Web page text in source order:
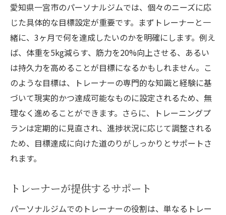
愛知県一宮市のパーソナルジムでは、個々のニーズに応
じた具体的な目標設定が重要です。まずトレーナーと一
緒に、3ヶ月で何を達成したいのかを明確にします。例え
ば、体重を5kg減らす、筋力を20%向上させる、あるい
は持久力を高めることが目標になるかもしれません。こ
のような目標は、トレーナーの専門的な知識と経験に基
づいて現実的かつ達成可能なものに設定されるため、無
理なく進めることができます。さらに、トレーニングプ
ランは定期的に見直され、進捗状況に応じて調整される
ため、目標達成に向けた道のりがしっかりとサポートさ
れます。
トレーナーが提供するサポート
パーソナルジムでのトレーナーの役割は、単なるトレー